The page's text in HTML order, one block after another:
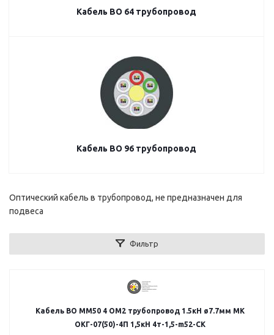
Кабель ВО 64 трубопровод
Кабель ВО 96 трубопровод
Оптический кабель в трубопровод, не предназначен для
подвеса
Фильтр
Кабель ВО MM50 4 OM2 трубопровод 1.5кН ø7.7мм МК
ОКГ-07(50)-4П 1,5кН 4т-1,5-m52-СК